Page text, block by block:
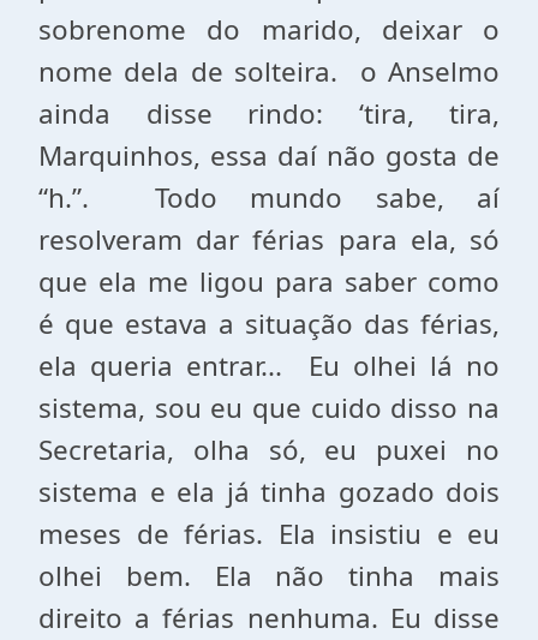
sobrenome do marido, deixar o
nome dela de solteira. o Anselmo
ainda disse rindo: ‘tira, tira,
Marquinhos, essa daí não gosta de
“h.”. Todo mundo sabe, aí
resolveram dar férias para ela, só
que ela me ligou para saber como
é que estava a situação das férias,
ela queria entrar... Eu olhei lá no
sistema, sou eu que cuido disso na
Secretaria, olha só, eu puxei no
sistema e ela já tinha gozado dois
meses de férias. Ela insistiu e eu
olhei bem. Ela não tinha mais
direito a férias nenhuma. Eu disse